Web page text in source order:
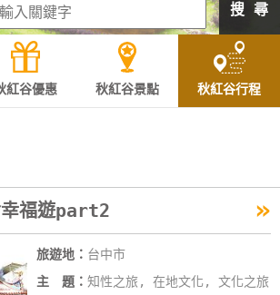
搜 尋
紅谷優惠 秋紅谷景點 秋紅谷行程
幸福遊part2 »
旅遊地： 台中市
主 題： 知性之旅, 在地文化, 文化之旅